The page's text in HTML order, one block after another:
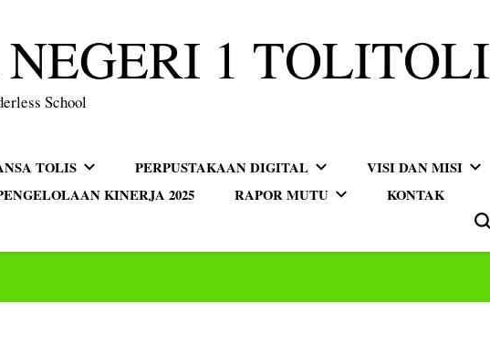
1 TOLITOLI
School
TOLIS PERPUSTAKAAN DIGITAL VISI DAN MISI
KINERJA 2025 RAPOR MUTU KONTAK